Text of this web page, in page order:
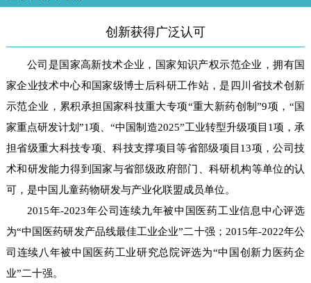
创新获得广泛认可
公司是国家高新技术企业，国家知识产权示范企业，拥有国
家企业技术中心和国家级博士后科研工作站，是四川省技术创新
示范企业， 累积承担国家科技重大专项“重大新药创制”9项，“国
家重点研发计划”1项、“中国制造2025”工业转型升级项目1项，承
担省级重大科技专项、科技支撑项目等省部级项目13项，公司技
术和研发能力得到国家与省部级政府部门、科研机构等单位的认
可，是中国儿童药物研发与产业化联盟成员单位。
2015年-2023年公司连续九年被中国医药工业信息中心评选
为“中国医药研发产品线最佳工业企业”二十强；2015年-2022年公
司连续八年被中国医药工业研究总院评选为“中国创新力医药企
业”二十强。